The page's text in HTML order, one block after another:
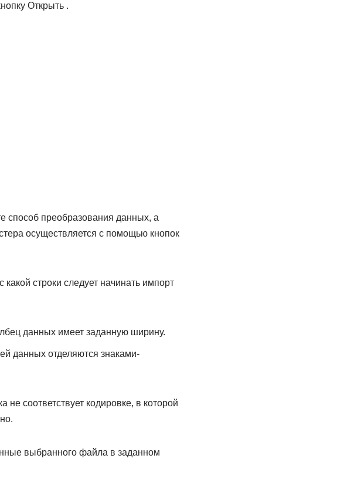
Открыть .
способ преобразования данных, а
осуществляется с помощью кнопок
строки следует начинать импорт
данных имеет заданную ширину.
данных отделяются знаками-
соответствует кодировке, в которой
выбранного файла в заданном